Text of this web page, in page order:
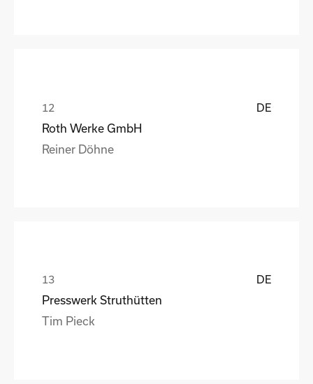
DE
Roth Werke GmbH
Reiner Döhne
DE
Presswerk Struthütten
Tim Pieck